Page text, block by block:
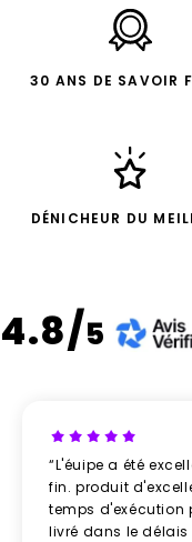
30 ANS DE SAVOIR
DÉNICHEUR DU
4.8/5
“L'éuipe a été
fin. produit
temps d'exécution
livré dans le